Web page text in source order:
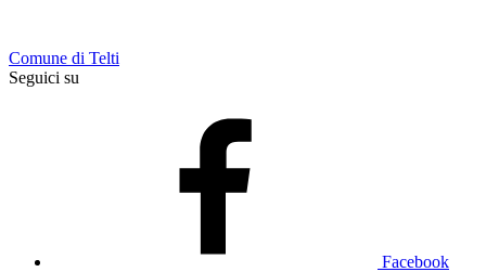
Comune di Telti
Seguici su
Facebook